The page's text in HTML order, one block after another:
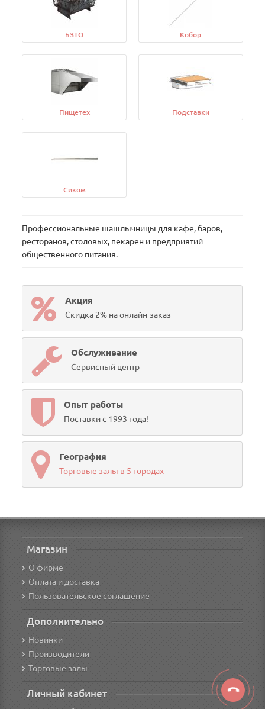
БЗТО Кобор
Пищетех Подставки
Сиком
Профессиональные шашлычницы для кафе, баров,
ресторанов, столовых, пекарен и предприятий
общественного питания.
Акция
Скидка 2% на онлайн-заказ
Обслуживание
Сервисный центр
Опыт работы
Поставки с 1993 года!
География
Торговые залы в 5 городах
Магазин
О фирме
Оплата и доставка
Пользовательское соглашение
Дополнительно
Новинки
Производители
Торговые залы
Личный кабинет